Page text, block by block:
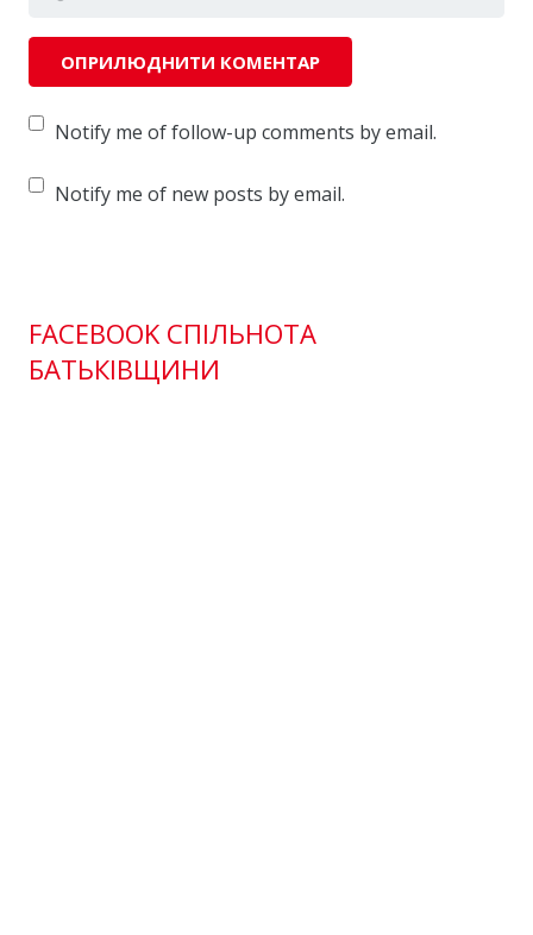
Notify me of follow-up comments by email.
Notify me of new posts by email.
FACEBOOK СПІЛЬНОТА
БАТЬКІВЩИНИ